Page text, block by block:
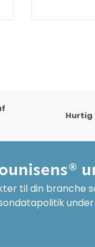
til din